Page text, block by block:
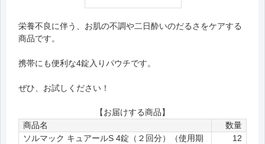
栄養不良に伴う、お肌の不調や二日酔いのだるさをケアする
商品です。
携帯にも便利な4錠入りパウチです。
ぜひ、お試しください！
【お届けする商品】
商品名
数量
ソルマック キュアールS 4錠（２回分）（使用期
12